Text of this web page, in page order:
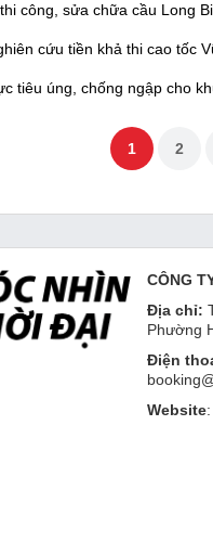
công, sửa chữa cầu Long
cứu tiền khả thi cao tốc
tiêu úng, chống ngập cho
1 2
CÔNG
Địa chỉ:
Phường
Điện
Website: